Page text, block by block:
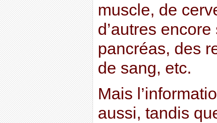
muscle, de
d’autres
pancréas, des
de sang, etc.
Mais
aussi, tandis